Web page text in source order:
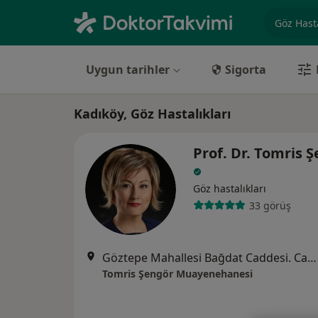
Uygun tarihler Sigorta
Kadıköy, Göz Hastalıkları
Prof. Dr. Tomris
Göz hastalıkları
33 görüş
Göztepe Mahallesi Bağdat Caddesi. Cad. No:244 Ergun Apt D:10 Caddebostan, İstanbul
Tomris Şengör Muayenehanesi